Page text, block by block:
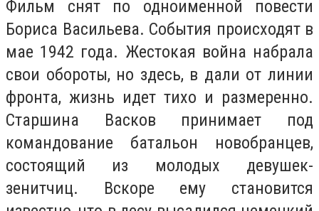
Фильм снят по одноименной повести
Бориса Васильева. События происходят в
мае 1942 года. Жестокая война набрала
свои обороты, но здесь, в дали от линии
фронта, жизнь идет тихо и размеренно.
Старшина Васков принимает под
командование батальон новобранцев,
состоящий из молодых девушек-
зенитчиц. Вскоре ему становится